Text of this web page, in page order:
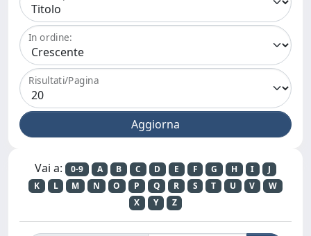
In ordine:
Risultati/Pagina
Vai a: 0-9 A B C D E F G H I
J
K
L M N O P Q R S T U V
W
X
Y Z